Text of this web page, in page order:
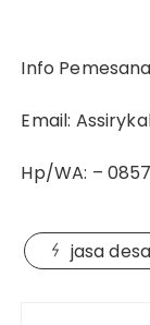
Info
Email:
Hp/WA: –
jasa